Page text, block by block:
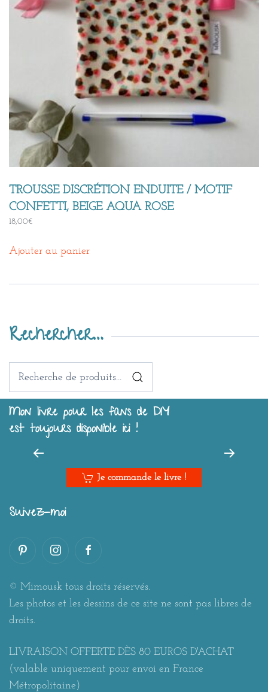
TROUSSE DISCRÉTION ENDUITE / MOTIF
CONFETTI, BEIGE AQUA ROSE
18,00€
Ajouter au panier
Rechercher…
Recherche
Mon livre pour les fans de DIY
est toujours disponible ici !
Je commande le livre !
Suivez-moi
© Mimousk tous droits réservés.
Les photos et les dessins de ce site ne sont pas libres de
droits.
LIVRAISON OFFERTE DÈS 80 EUROS D'ACHAT
(valable uniquement pour envoi en France
Métropolitaine)